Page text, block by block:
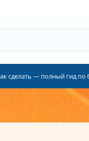
сделать — полный гид по